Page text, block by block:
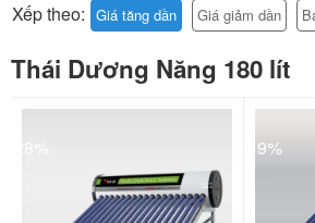
Xếp theo: Giá tăng dần Giá giảm dần
Thái Dương Năng 180 lít
-28% -19%